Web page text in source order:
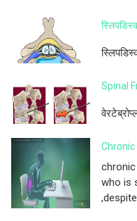
Spinal
who is